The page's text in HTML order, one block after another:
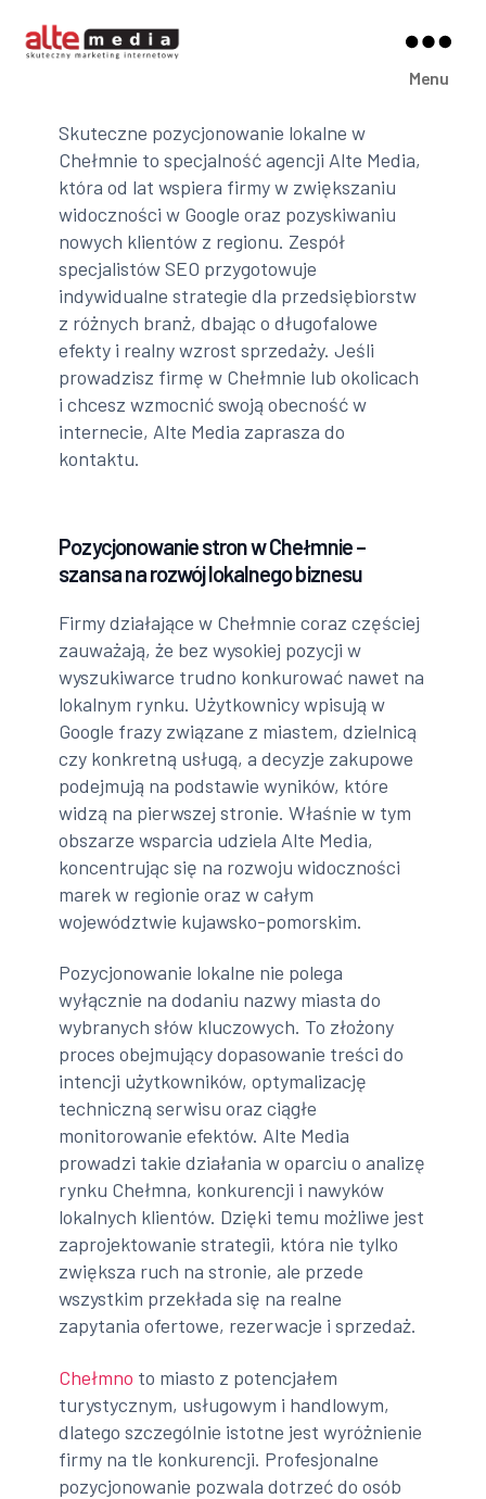
Media
Menu
Skuteczne pozycjonowanie lokalne w
Chełmnie to specjalność agencji Alte Media,
która od lat wspiera firmy w zwiększaniu
widoczności w Google oraz pozyskiwaniu
nowych klientów z regionu. Zespół
specjalistów SEO przygotowuje
indywidualne strategie dla przedsiębiorstw
z różnych branż, dbając o długofalowe
efekty i realny wzrost sprzedaży. Jeśli
prowadzisz firmę w Chełmnie lub okolicach
i chcesz wzmocnić swoją obecność w
internecie, Alte Media zaprasza do
kontaktu.
Pozycjonowanie stron w Chełmnie –
szansa na rozwój lokalnego biznesu
Firmy działające w Chełmnie coraz częściej
zauważają, że bez wysokiej pozycji w
wyszukiwarce trudno konkurować nawet na
lokalnym rynku. Użytkownicy wpisują w
Google frazy związane z miastem, dzielnicą
czy konkretną usługą, a decyzje zakupowe
podejmują na podstawie wyników, które
widzą na pierwszej stronie. Właśnie w tym
obszarze wsparcia udziela Alte Media,
koncentrując się na rozwoju widoczności
marek w regionie oraz w całym
województwie kujawsko-pomorskim.
Pozycjonowanie lokalne nie polega
wyłącznie na dodaniu nazwy miasta do
wybranych słów kluczowych. To złożony
proces obejmujący dopasowanie treści do
intencji użytkowników, optymalizację
techniczną serwisu oraz ciągłe
monitorowanie efektów. Alte Media
prowadzi takie działania w oparciu o analizę
rynku Chełmna, konkurencji i nawyków
lokalnych klientów. Dzięki temu możliwe jest
zaprojektowanie strategii, która nie tylko
zwiększa ruch na stronie, ale przede
wszystkim przekłada się na realne
zapytania ofertowe, rezerwacje i sprzedaż.
Chełmno to miasto z potencjałem
turystycznym, usługowym i handlowym,
dlatego szczególnie istotne jest wyróżnienie
firmy na tle konkurencji. Profesjonalne
pozycjonowanie pozwala dotrzeć do osób